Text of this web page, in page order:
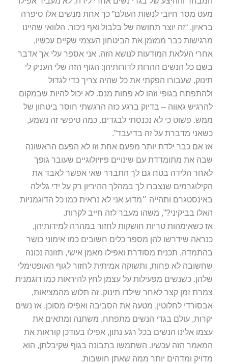
מעט מסר חיובי לנשות העולם” כך אחת מנשים אלו סיפרה
בראיון. “זה יוצר תחושה של בלבול ואף ניכור. הלוואי שהיינו
מרגישות כבר ממזמן את הביטחון העצמי שקיים עכשיו,
אחרי העלאת המודעות לנושא הזה. אני אספר עלי אך אדבר
בשם כל הנשים ההרות לדורותיהן: הגוף הזה שלי העניק לי
תינוק, שעבורו הפקתי את כל שהיה צריך כדי לגדול
ולהתפתח בגופי וזהו לא פחות מנס. לא יכול להיות שבמקום
להרגיש גאווה – בדיוק ברגע כזה הרגשתי חוסר ביטחון של
ממש. פשוט כי לא נכנסתי לבגדים. כמה טיפשי זה נשמע,
כשאני מדברת על זה בדיעבד”.
אז אם כבר ילדת יותר מפעם אחת וזו לא הפעם הראשונה
שבה את מתומדדת עם שינויים פיזיולוגיים שעובר גופך
לאחר הלידה בטח גם לך התברר שאי אפשר לאבד את
הקילוגרמים שנצברו לך במהלך ההיריון רק על ידי גלילה
באינסטגרם ותהייה ״מדוע אני לא נראית כמו כל הדוגמניות
האלו בביקיני?”, משהו מעבר לזה חייב לקרות.
אז כשאימהות טריות חושקות לחזור במהרה למידותיהן,
כנראה שידרשו להן מספר כלים חשובים כמו אימוני כושר
בהתמדה, תכנית מסודרת ואפילו מאמן אישי, תזונה נכונה
שחשובה לא פחות, ותשוקה אמיתית לחזור לגוף האופטימלי
שלהן. כשנשים מפעילות על עצמן לחץ להיראות כמו דוגמנית
צמרת זמן קצר לאחר שילדו תינוק, זה תלוש מהמציאות,
אבסורדי לחלוטין, מטעה את הסביבה ואפילו מסוכן. אז נשים
יקרות, עולם בגדי הנשים מתפתח, משתנה ומתאים את
עצמו אלינו הנשים בכל רגע נתון, אפילו בעודכן קוראות את
המאמר הזה עכשיו. השתמשו בתבונה בגוף שקיבלתן, הוא
מדויק ומדהים יותר ממה שאתן חושבות.